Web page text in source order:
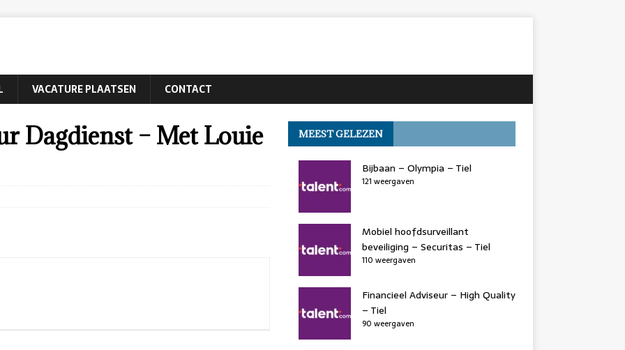
VACATURE PLAATSEN CONTACT
Dagdienst – Met Louie
MEEST GELEZEN
Bijbaan – Olympia – Tiel
121 weergaven
Mobiel hoofdsurveillant
beveiliging – Securitas – Tiel
110 weergaven
Financieel Adviseur – High Quality
– Tiel
90 weergaven